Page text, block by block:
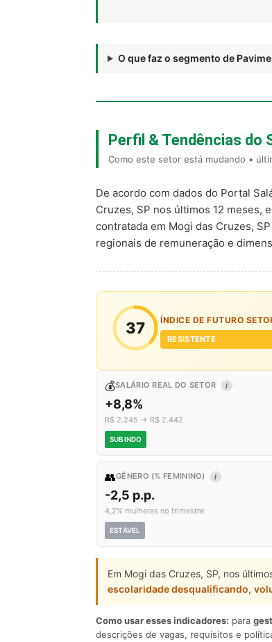
O que faz o segmento de
Perfil & Tendências do
Como este setor está mudando •
De acordo com dados do Portal
Cruzes, SP nos últimos 12 meses,
contratada em Mogi das Cruzes,
regionais de remuneração e
37 ÍNDICE DE FUTURO
RESISTENTE
💰SALÁRIO REAL DO SETOR I
+8,8%
R$ 2.245 → R$ 2.442
SUBINDO
👥GÊNERO (% FEMININO) I
-2,5 p.p.
4,2% mulheres no trimestre
ESTÁVEL
Em Mogi das Cruzes, SP, nos
escolaridade desqualificando,
Como usar esses indicadores: para
descrições de vagas, requisitos e